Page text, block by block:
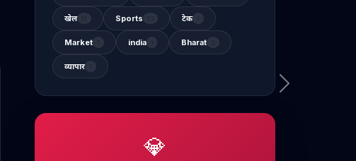
खेल Sports टेक
Market india Bharat
व्यापार
💎